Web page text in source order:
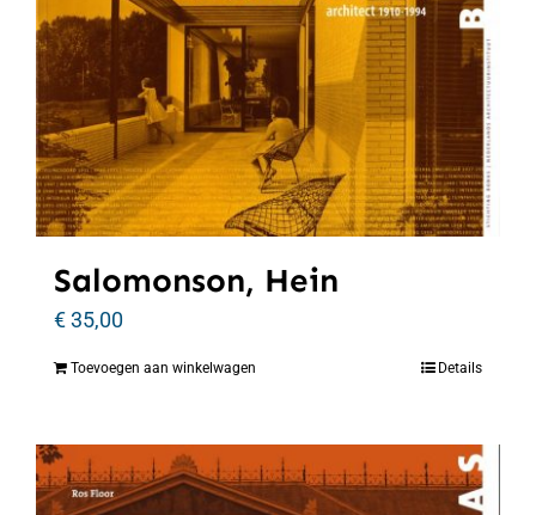
Salomonson, Hein
€35,00
Toevoegen aan winkelwagen Details